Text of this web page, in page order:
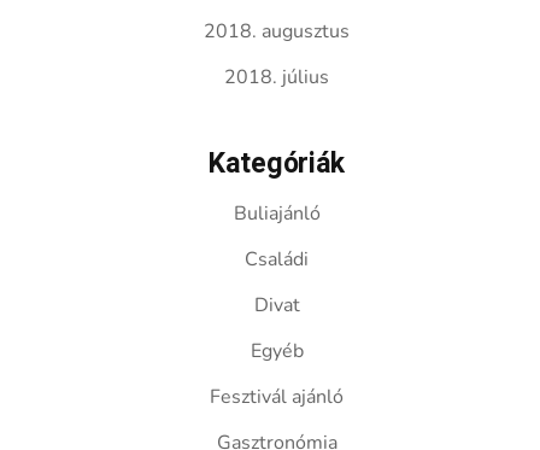
2018. augusztus
2018. július
Kategóriák
Buliajánló
Családi
Divat
Egyéb
Fesztivál ajánló
Gasztronómia